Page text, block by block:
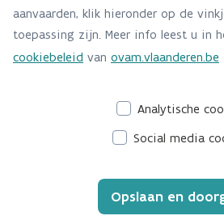
Stationsstraat 110
2800 Mechelen
Route en bereikbaarheid
aanvaarden, klik hieronder op de
toepassing zijn. Meer info leest u in
cookiebeleid van ovam.vlaanderen.be
Analytische
Social media
Opslaan en